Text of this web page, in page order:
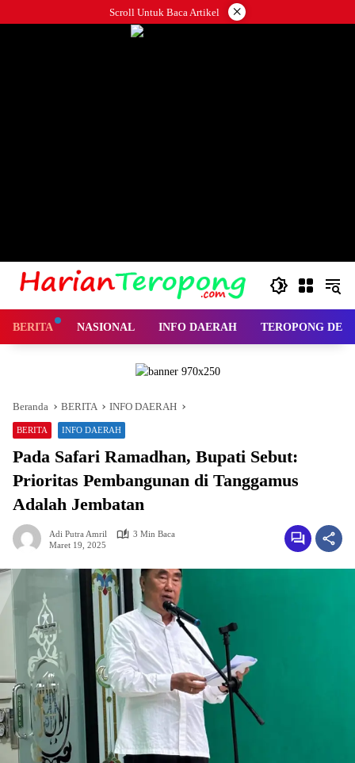
ke
Scroll Untuk Baca Artikel ×
BERITA NASIONAL INFO DAERAH TEROPONG
Beranda BERITA INFO DAERAH
BERITA INFO DAERAH
Pada Safari Ramadhan, Bupati Sebut:
Prioritas Pembangunan di Tanggamus
Adalah Jembatan
Adi Putra Amril
3 Min Baca
Maret 19, 2025